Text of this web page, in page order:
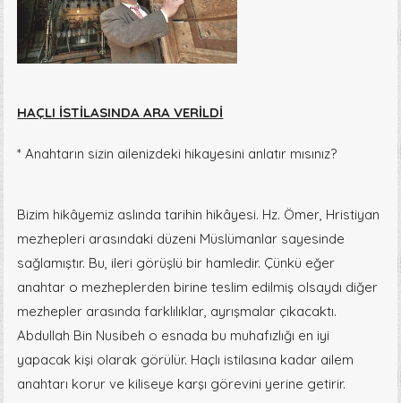
HAÇLI İSTİLASINDA ARA VERİLDİ
* Anahtarın sizin ailenizdeki hikayesini anlatır mısınız?
Bizim hikâyemiz aslında tarihin hikâyesi. Hz. Ömer, Hristiyan
mezhepleri arasındaki düzeni Müslümanlar sayesinde
sağlamıştır. Bu, ileri görüşlü bir hamledir. Çünkü eğer
anahtar o mezheplerden birine teslim edilmiş olsaydı diğer
mezhepler arasında farklılıklar, ayrışmalar çıkacaktı.
Abdullah Bin Nusibeh o esnada bu muhafızlığı en iyi
yapacak kişi olarak görülür. Haçlı istilasına kadar ailem
anahtarı korur ve kiliseye karşı görevini yerine getirir.